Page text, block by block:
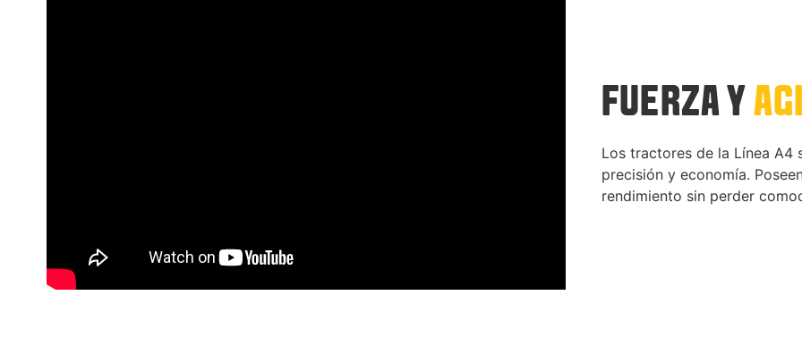
FUERZA Y
Los tractores de la Línea A4
precisión y economía.
rendimiento sin perder